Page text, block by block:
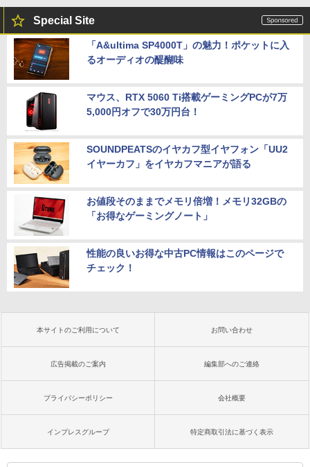
Special Site
「A&ultima SP4000T」の魅力！ポケットに入
るオーディオの醍醐味
マウス、RTX 5060 Ti搭載ゲーミングPCが7万
5,000円オフで30万円台！
SOUNDPEATSのイヤカフ型イヤフォン「UU2
イヤーカフ」をイヤカフマニアが語る
お値段そのままでメモリ倍増！メモリ32GBの
「お得なゲーミングノート」
性能の良いお得な中古PC情報はこのページで
チェック！
本サイトのご利用について お問い合わせ
広告掲載のご案内 編集部へのご連絡
プライバシーポリシー 会社概要
インプレスグループ 特定商取引法に基づく表示